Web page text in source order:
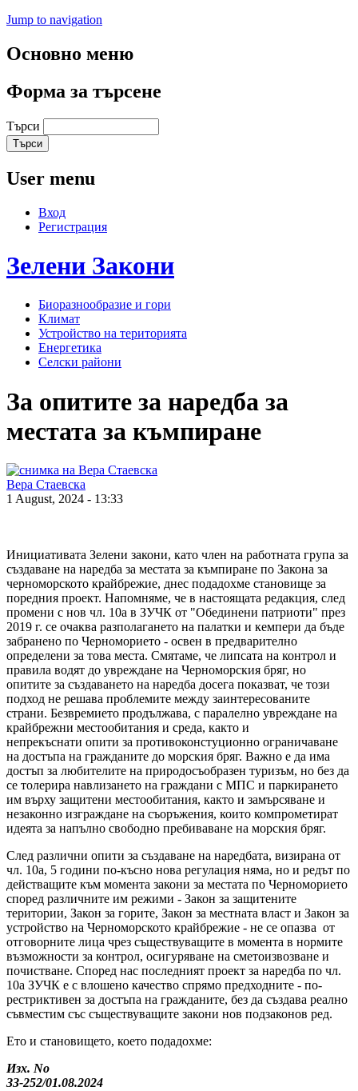
Jump to navigation
Основно меню
Форма за търсене
Търси
User menu
Вход
Регистрация
Зелени Закони
Биоразнообразие и гори
Климат
Устройство на територията
Енергетика
Селски райони
За опитите за наредба за
местата за къмпиране
Вера Стаевска
1 August, 2024 - 13:33
Инициативата Зелени закони, като член на работната група за
създаване на наредба за местата за къмпиране по Закона за
черноморското крайбрежие, днес подадохме становище за
поредния проект. Напомняме, че в настоящата редакция, след
промени с нов чл. 10а в ЗУЧК от "Обединени патриоти" през
2019 г. се очаква разполагането на палатки и кемпери да бъде
забранено по Черноморието - освен в предварително
определени за това места. Смятаме, че липсата на контрол и
правила водят до увреждане на Черноморския бряг, но
опитите за създаването на наредба досега показват, че този
подход не решава проблемите между заинтересованите
страни. Безвремието продължава, с паралелно увреждане на
крайбрежни местообитания и среда, както и
непрекъснати опити за противоконстуционно ограничаване
на достъпа на гражданите до морския бряг. Важно е да има
достъп за любителите на природосъобразен туризъм, но без да
се толерира навлизането на граждани с МПС и паркирането
им върху защитени местообитания, както и замърсяване и
незаконно изграждане на съоръжения, които компрометират
идеята за напълно свободно пребиваване на морския бряг.
След различни опити за създаване на наредбата, визирана от
чл. 10а, 5 години по-късно нова регулация няма, но и редът по
действащите към момента закони за местата по Черноморието
според различните им режими - Закон за защитените
територии, Закон за горите, Закон за местната власт и Закон за
устройство на Черноморското крайбрежие - не се опазва от
отговорните лица чрез съществуващите в момента в нормите
възможности за контрол, осигуряване на сметоизвозване и
почистване. Според нас последният проект за наредба по чл.
10а ЗУЧК е с влошено качество спрямо предходните - по-
рестриктивен за достъпа на гражданите, без да създава реално
съвместим със съществуващите закони нов подзаконов ред.
Ето и становището, което подадохме:
Изх. No
ЗЗ-252/01.08.2024